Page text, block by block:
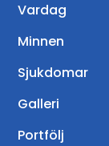
Vardag
Minnen
Sjukdomar
Galleri
Portfölj